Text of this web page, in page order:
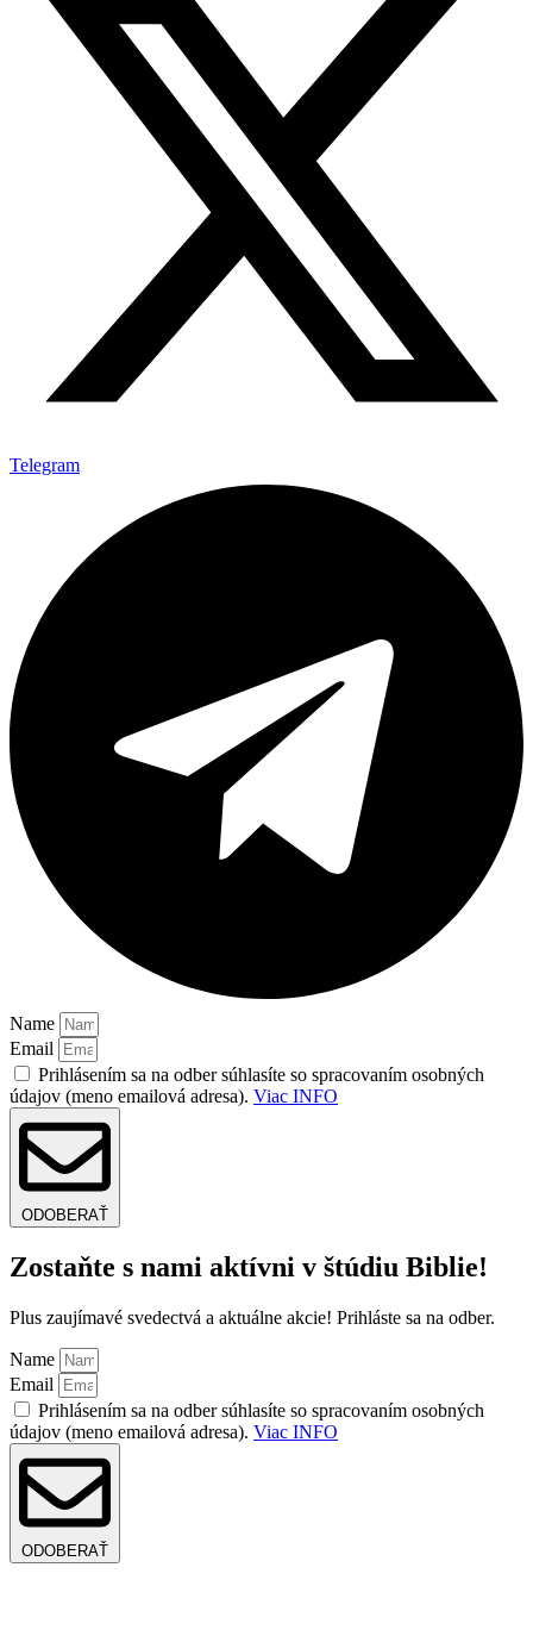
Telegram
Name
Email
Prihlásením sa na odber súhlasíte so spracovaním osobných
údajov (meno emailová adresa). Viac INFO
ODOBERAŤ
Zostaňte s nami aktívni v štúdiu Biblie!
Plus zaujímavé svedectvá a aktuálne akcie! Prihláste sa na odber.
Name
Email
Prihlásením sa na odber súhlasíte so spracovaním osobných
údajov (meno emailová adresa). Viac INFO
ODOBERAŤ